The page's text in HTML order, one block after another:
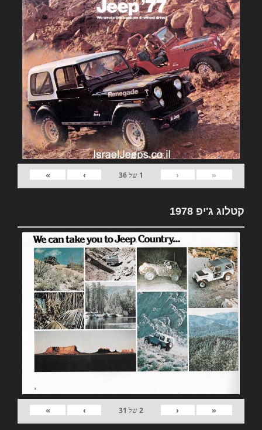
«
‹
1 של36
›
»
קטלוג ג'יפ 1978
«
‹
2של 31
›
»